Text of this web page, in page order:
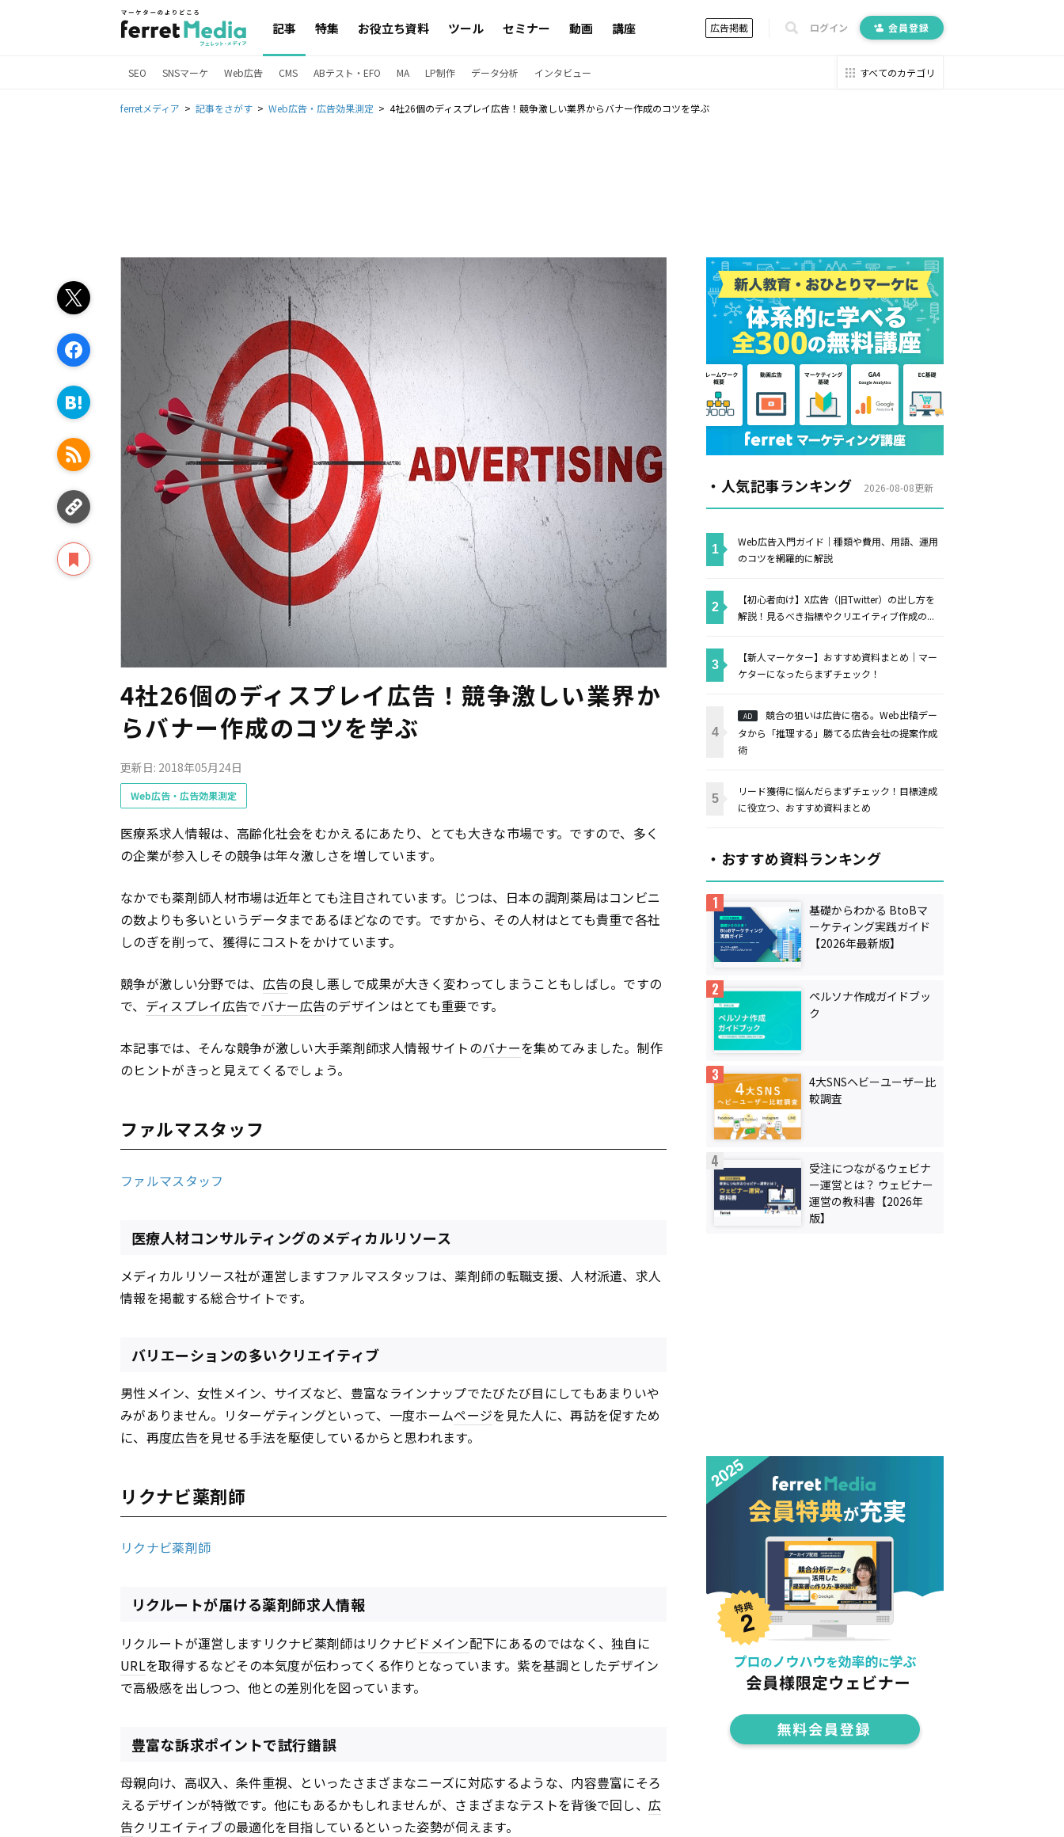
記事 特集 お役立ち資料 ツール セミナー 動画 講座 広告掲載 ログイン 会員登録
SEO SNSマーケ Web広告 CMS ABテスト・EFO MA LP制作 データ分析 インタビュー すべてのカテゴリ
ferretメディア 記事をさがす Web広告・広告効果測定 4社26個のディスプレイ広告！競争激しい業界からバナー作成のコツを学ぶ
4社26個のディスプレイ広告！競争激しい業界か
らバナー作成のコツを学ぶ
更新日: 2018年05月24日
Web広告・広告効果測定
医療系求人情報は、高齢化社会をむかえるにあたり、とても大きな市場です。ですので、多く
の企業が参入しその競争は年々激しさを増しています。
なかでも薬剤師人材市場は近年とても注目されています。じつは、日本の調剤薬局はコンビニ
の数よりも多いというデータまであるほどなのです。ですから、その人材はとても貴重で各社
しのぎを削って、獲得にコストをかけています。
競争が激しい分野では、 広告の良し悪しで成果が大きく変わってしまうこともしばし。ですの
で、 ディスプレイ広告でバナー広告のデザインはとても重要です。
本記事では、そんな競争が激しい大手薬剤師求人情報サイトのバナーを集めてみました。制作
のヒントがきっと見えてくるでしょう。
ファルマスタッフ
ファルマスタッフ
医療人材コンサルティングのメディカルリソース
メディカルリソース社が運営しますファルマスタッフは、薬剤師の転職支援、人材派遣、求人
情報を掲載する総合サイトです。
バリエーションの多いクリエイティブ
男性メイン、女性メイン、サイズなど、豊富なラインナップでたびたび目にしてもあまりいや
みがありません。リターゲティングといって、一度ホームページを見た人に、再訪を促すため
に、再度広告を見せる手法を駆使しているからと思われます。
リクナビ薬剤師
リクナビ薬剤師
リクルートが届ける薬剤師求人情報
リクルートが運営しますリクナビ薬剤師はリクナビ ドメイン配下にあるのではなく、独自に
URLを取得するなどその本気度が伝わってくる作りとなっています。紫を基調としたデザイン
で高級感を出しつつ、他との差別化を図っています。
豊富な訴求ポイントで試行錯誤
母親向け、高収入、条件重視、といったさまざまなニーズに対応するような、内容豊富にそろ
えるデザインが特徴です。他にもあるかもしれませんが、さまざまなテストを背後で回し、 広
告クリエイティブの最適化を目指しているといった姿勢が伺えます。
・人気記事ランキング 2026-08-08更新
Web広告入門ガイド｜種類や費用、用語、運用
のコツを網羅的に解説
【初心者向け】X広告（旧Twitter）の出し方を
解説！見るべき指標やクリエイティブ作成の...
【新人マーケター】おすすめ資料まとめ｜マー
ケターになったらまずチェック！
AD
競合の狙いは広告に宿る。Web出稿デー
タから「推理する」勝てる広告会社の提案作成
術
リード獲得に悩んだらまずチェック！目標達成
に役立つ、おすすめ資料まとめ
・おすすめ資料ランキング
基礎からわかる BtoBマ
ーケティング実践ガイド
【2026年最新版】
ペルソナ作成ガイドブッ
ク
4大SNSヘビーユーザー比
較調査
受注につながるウェビナ
ー運営とは？ ウェビナー
運営の教科書【2026年
版】